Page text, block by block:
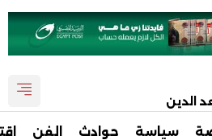
الدين
سياسة حوادث الفن